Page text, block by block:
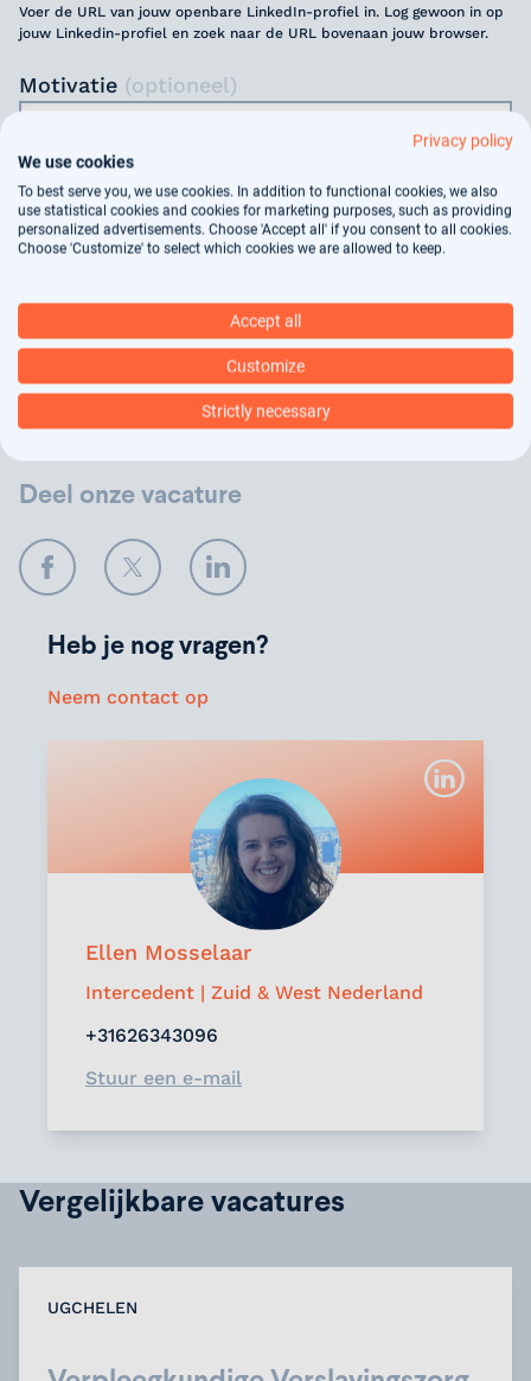
Voer de URL van jouw openbare LinkedIn-profiel in. Log gewoon in op
jouw Linkedin-profiel en zoek naar de URL bovenaan jouw browser.
Motivatie (optioneel)
Jouw gegevens worden gebruikt voor
plaats. In onsprivacy statementkun je nalezen hoe
wij jouw gegevens verwerken.
Verstuur
Deel onze vacature
FacebookTwitter LinkedIn
Heb je nog vragen?
Neem contact op
Ellen Mosselaar
Intercedent | Zuid & West Nederland
+31626343096
Stuur een e-mail
Vergelijkbare vacatures
UGCHELEN
Privacy policy
We use cookies
To best serve you, we use cookies. In addition to functional cookies, we also
use statistical cookies and cookies for marketing purposes, such as providing
personalized advertisements. Choose 'Accept all' if you consent to all cookies.
Choose 'Customize' to select which cookies we are allowed to keep.
Accept all
Customize
Strictly necessary